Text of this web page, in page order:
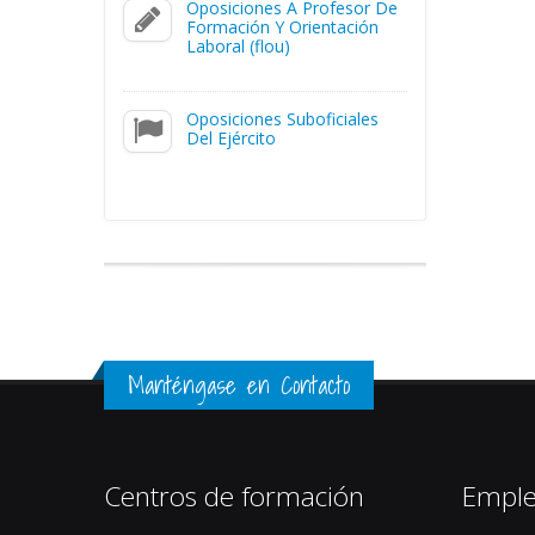
Oposiciones A Profesor De
Formación Y Orientación
Laboral (flou)
Oposiciones Suboficiales
Del Ejército
Manténgase en Contacto
Centros de formación